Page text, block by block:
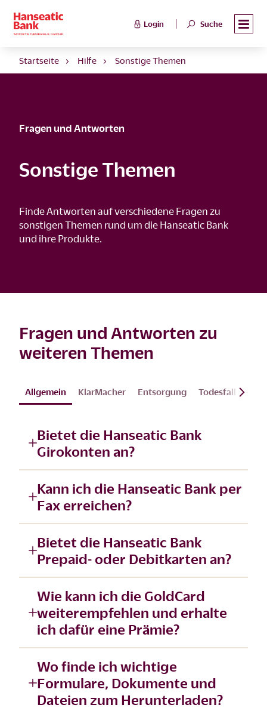
Login Suche
Startseite Hilfe Sonstige Themen
Fragen und Antworten
Sonstige Themen
Finde Antworten auf verschiedene Fragen zu
sonstigen Themen rund um die Hanseatic Bank
und ihre Produkte.
Fragen und Antworten zu
weiteren Themen
Allgemein KlarMacher Entsorgung Todesfall
Bietet die Hanseatic Bank
Girokonten an?
Kann ich die Hanseatic Bank per
Fax erreichen?
Bietet die Hanseatic Bank
Prepaid- oder Debitkarten an?
Wie kann ich die GoldCard
weiterempfehlen und erhalte
ich dafür eine Prämie?
Wo finde ich wichtige
Formulare, Dokumente und
Dateien zum Herunterladen?